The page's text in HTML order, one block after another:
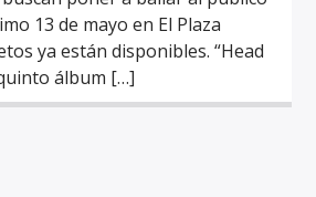
13 de mayo en El Plaza
ya están disponibles. “Head
álbum […]